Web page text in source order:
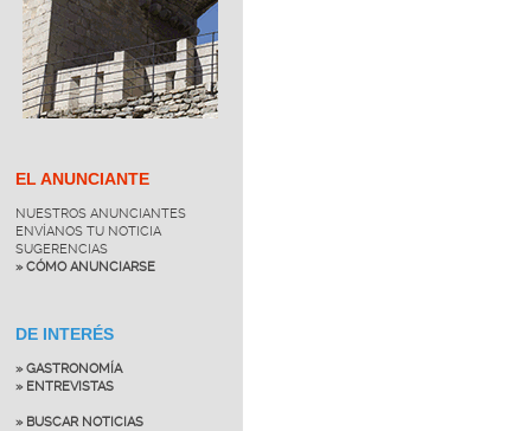
EL ANUNCIANTE
NUESTROS ANUNCIANTES
ENVÍANOS TU NOTICIA
SUGERENCIAS
» CÓMO ANUNCIARSE
DE INTERÉS
» GASTRONOMÍA
» ENTREVISTAS
» BUSCAR NOTICIAS